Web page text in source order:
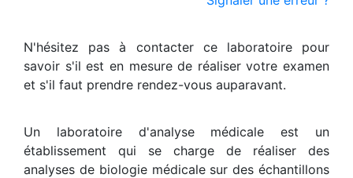
N'hésitez pas à contacter ce laboratoire pour
savoir s'il est en mesure de réaliser votre examen
et s'il faut prendre rendez-vous auparavant.
Un laboratoire d'analyse médicale est un
établissement qui se charge de réaliser des
analyses de biologie médicale sur des échantillons